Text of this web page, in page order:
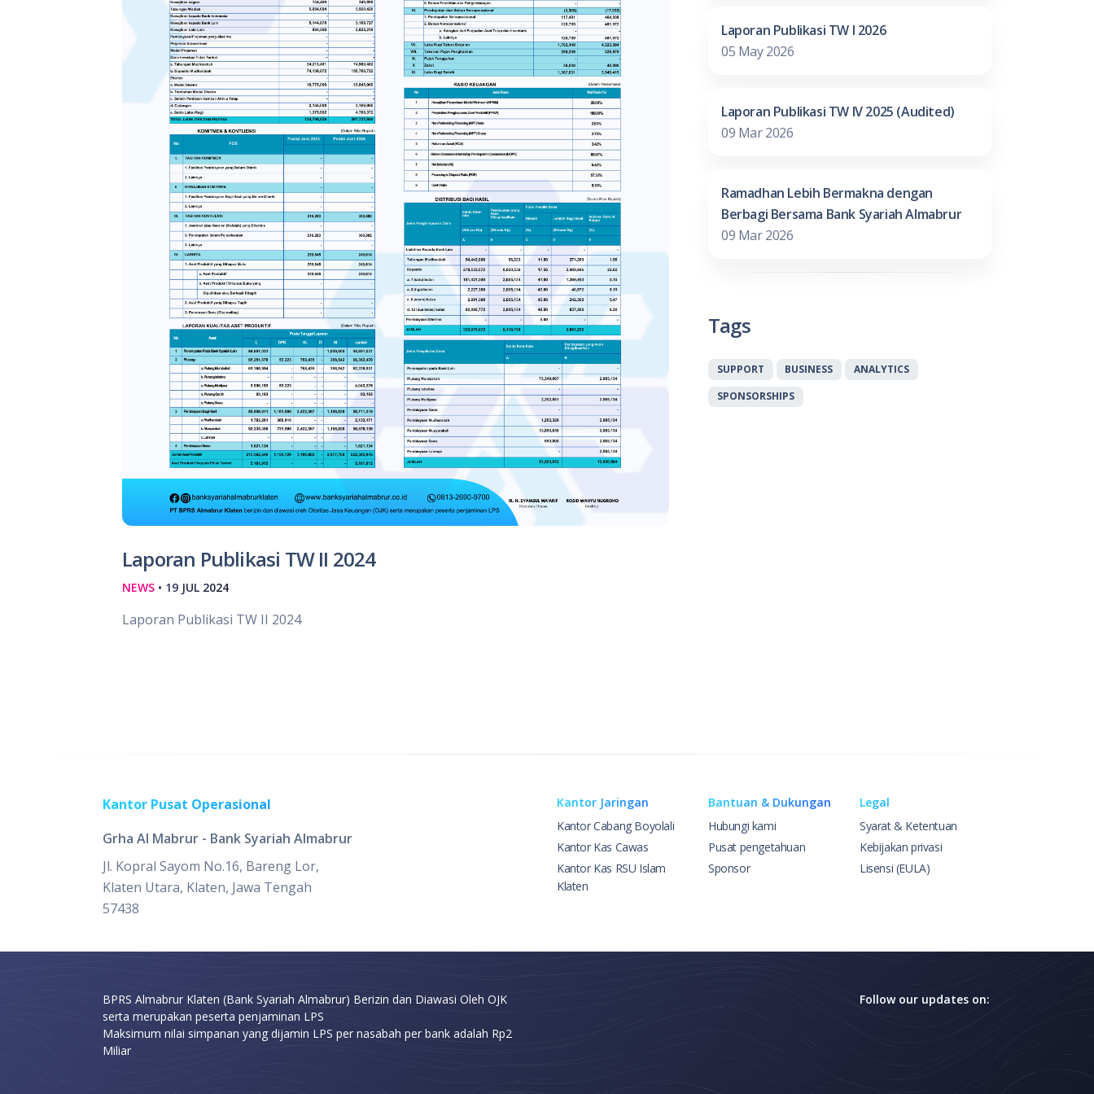
Laporan Publikasi TW II 2024
NEWS • 19 JUL 2024
Laporan Publikasi TW II 2024
Laporan Publikasi TW I 2026
05 May 2026
Laporan Publikasi TW IV 2025 (Audited)
09 Mar 2026
Ramadhan Lebih Bermakna dengan
Berbagi Bersama Bank Syariah Almabrur
09 Mar 2026
Tags
SUPPORT BUSINESS
ANALYTICS
SPONSORSHIPS
Kantor Pusat Operasional
Grha Al Mabrur - Bank Syariah Almabrur
Jl. Kopral Sayom No.16, Bareng Lor,
Klaten Utara, Klaten, Jawa Tengah
57438
Kantor Jaringan
Kantor Cabang Boyolali
Kantor Kas Cawas
Kantor Kas RSU Islam
Klaten
Bantuan & Dukungan
Hubungi kami
Pusat pengetahuan
Sponsor
Legal
Syarat & Ketentuan
Kebijakan privasi
Lisensi (EULA)
BPRS Almabrur Klaten (Bank Syariah Almabrur) Berizin dan Diawasi Oleh OJK
serta merupakan peserta penjaminan LPS
Maksimum nilai simpanan yang dijamin LPS per nasabah per bank adalah Rp2
Miliar
Follow our updates on: